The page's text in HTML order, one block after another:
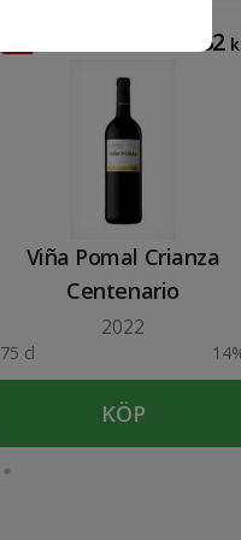
132
Viña Pomal Crianza
Centenario
2022
75 cl
KÖP